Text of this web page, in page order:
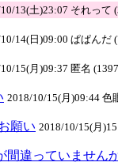
13(土)23:07 それって
14(日)09:00 ぱぱんだ
15(月)09:37 匿名
2018/10/15(月)09:44 色
願い 2018/10/15(月
間違っていません